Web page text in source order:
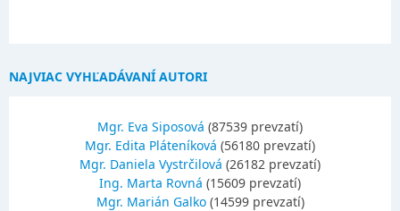
NAJVIAC VYHĽADÁVANÍ AUTORI
Mgr. Eva Siposová (87539 prevzatí)
Mgr. Edita Pláteníková (56180 prevzatí)
Mgr. Daniela Vystrčilová (26182 prevzatí)
Ing. Marta Rovná (15609 prevzatí)
Mgr. Marián Galko(14599 prevzatí)